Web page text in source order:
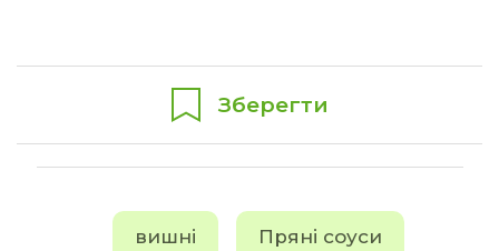
Зберегти
вишні Пряні соуси